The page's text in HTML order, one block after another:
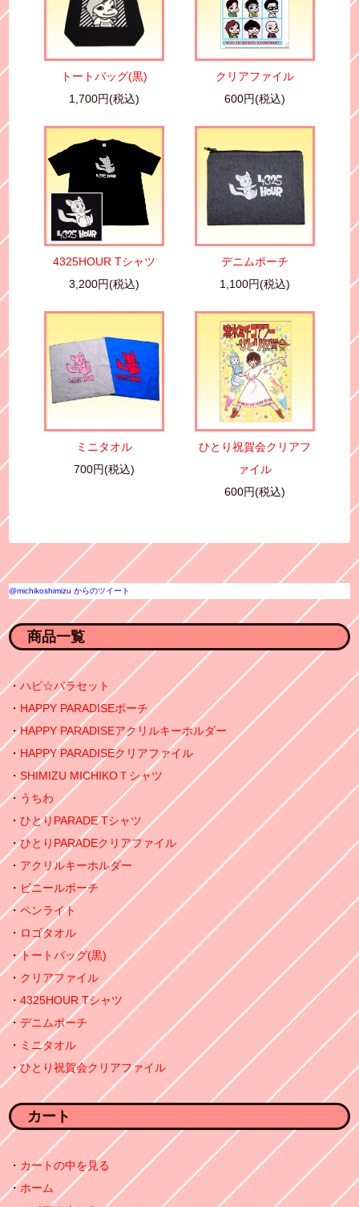
トートバッグ(黒)
1,700円(税込)
クリアファイル
600円(税込)
4325HOUR Tシャツ
3,200円(税込)
デニムポーチ
1,100円(税込)
ミニタオル
700円(税込)
ひとり祝賀会クリアフ
ァイル
600円(税込)
@michikoshimizu からのツイート
商品一覧
ハピ☆パラセット
HAPPY PARADISEポーチ
HAPPY PARADISEアクリルキーホルダー
HAPPY PARADISEクリアファイル
SHIMIZU MICHIKOＴシャツ
うちわ
ひとりPARADE Tシャツ
ひとりPARADEクリアファイル
アクリルキーホルダー
ビニールポーチ
ペンライト
ロゴタオル
トートバッグ(黒)
クリアファイル
4325HOUR Tシャツ
デニムポーチ
ミニタオル
ひとり祝賀会クリアファイル
カート
カートの中を見る
ホーム